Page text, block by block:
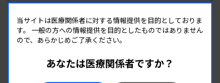
2026.08.19（水）- 2026. 08.19
第3回心電図判読セミナー
当サイトは医療関係者に対する情報提供を目的としておりま
す。 一般の方への情報提供を目的としたものではありません
ので、あらかじめご了承ください。
あなたは医療関係者ですか？